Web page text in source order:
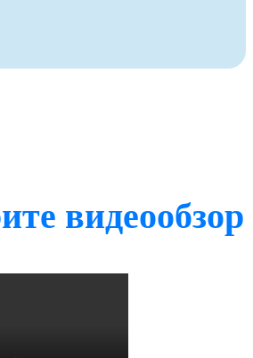
видеообзор